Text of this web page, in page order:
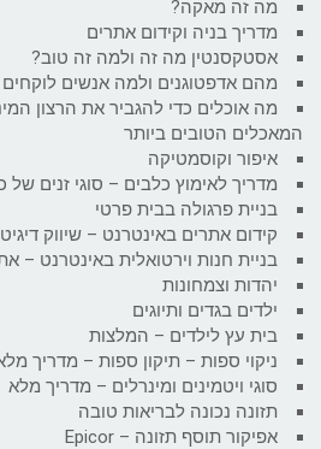
מה זה מאקה?
מדריך בניה וקידום אתרים
אסטקסנטין מה זה ולמה זה טוב?
מהם אדפטוגנים ולמה אנשים
המאכלים הטובים ביותר
איפור וקוסמטיקה
מדריך לאימוץ כלבים – סוגי זנים של
בניית פרגולה בבית פרטי
קידום אתרים באינטרנט – שיווק
בניית חנות וירטואלית באינטרנט –
יהדות וצמחונות
ילדים בגדים ותיוגים
בית עץ לילדים – המלצות
ניקוי ספות – תיקון ספות – מדריך
סוגי ויטמינים ומינרלים – מדריך מלא
תזונה נכונה לבריאות טובה
אפיקור תוסף תזונה – Epicor